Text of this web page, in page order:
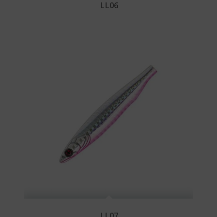
LL06